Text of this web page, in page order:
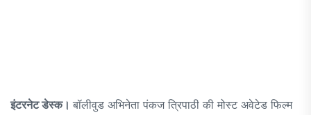
इंटरनेट डेस्क। बॉलीवुड अभिनेता पंकज त्रिपाठी की मोस्ट अवेटेड फिल्म